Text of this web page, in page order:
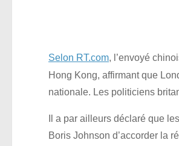
Selon RT.com, l’envoyé
Hong Kong, affirmant que
nationale. Les politiciens
Il a par ailleurs déclaré que
Boris Johnson d’accorder la